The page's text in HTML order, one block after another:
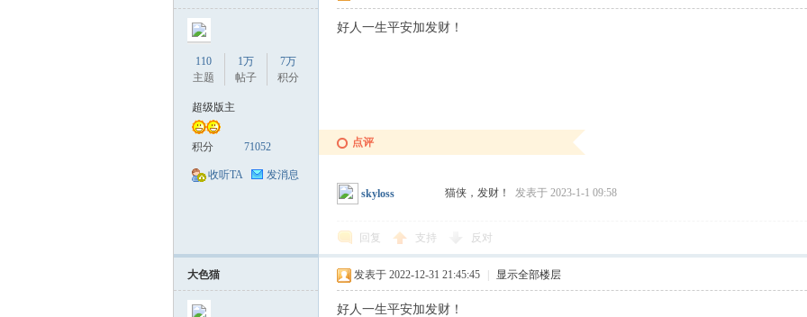
110
主题
1万
帖子
7万
积分
超级版主
积分 71052
收听TA 发消息
好人一生平安加发财！
点评
skyloss 猫侠，发财！ 发表于 2023-1-1 09:58
回复 支持 反对
大色猫 发表于 2022-12-31 21:45:45 显示全部楼层
好人一生平安加发财！